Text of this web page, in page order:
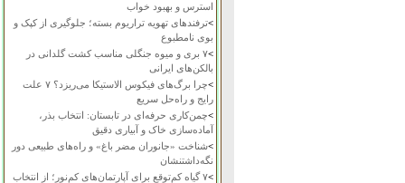
استرس و بهبود خواب
>ترفندهای تهویه تراریوم بسته؛ جلوگیری از کپک و
بوی نامطبوع
>
۷ بری و میوه جنگلی مناسب کشت گلدانی در
بالکن‌های ایرانی
>
چرا برگ‌های فیکوس الاستیکا می‌ریزد؟ ۷ علت
رایج و راه‌حل سریع
>چمن‌کاری حرفه‌ای در تابستان: انتخاب بذر،
آماده‌سازی خاک و آبیاری دقیق
>شناخت «جانوران مضر باغ» و راه‌های طبیعی دور
نگه‌داشتنشان
>
۷ گیاه کم‌توقع برای آپارتمان‌های کم‌نور؛ از انتخاب